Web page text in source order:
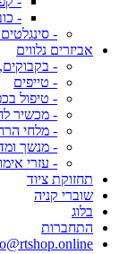
-
-
אביזרים נלווים
-
- טייפים
- טיפול
- מכשיר
- מלחי
- מנשך
- עזרי
תחזוקת ציוד
שוברי קניה
בלוג
התחברות